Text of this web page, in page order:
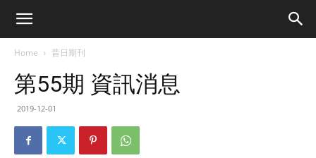
Home 昔日期刊
第55期 資訊消息
2019-12-01